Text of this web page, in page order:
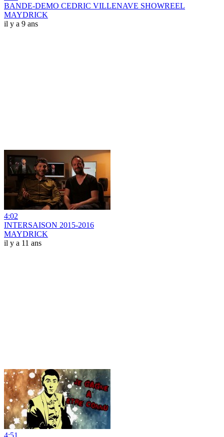
BANDE-DEMO CEDRIC VILLENAVE SHOWREEL
MAYDRICK
il y a 9 ans
4:02
INTERSAISON 2015-2016
MAYDRICK
il y a 11 ans